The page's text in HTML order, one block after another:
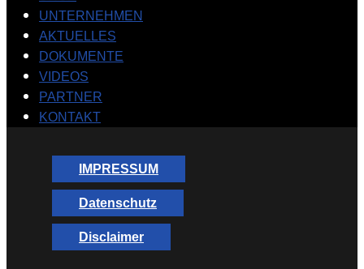
UNTERNEHMEN
AKTUELLES
DOKUMENTE
VIDEOS
PARTNER
KONTAKT
IMPRESSUM
Datenschutz
Disclaimer